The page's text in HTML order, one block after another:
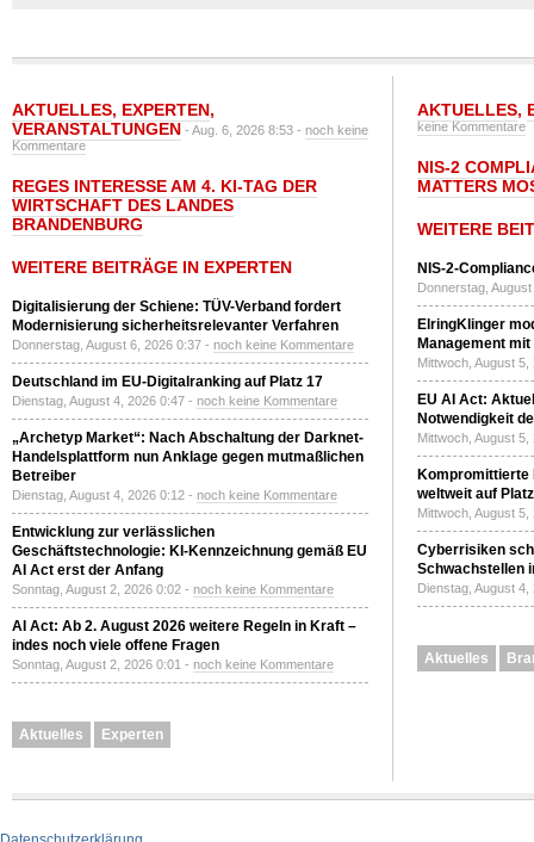
AKTUELLES, EXPERTEN,
VERANSTALTUNGEN - Aug. 6, 2026 8:53 - noch keine
Kommentare
REGES INTERESSE AM 4. KI-TAG DER
WIRTSCHAFT DES LANDES
BRANDENBURG
WEITERE BEITRÄGE IN EXPERTEN
Digitalisierung der Schiene: TÜV-Verband fordert
Modernisierung sicherheitsrelevanter Verfahren
Donnerstag, August 6, 2026 0:37 - noch keine Kommentare
Deutschland im EU-Digitalranking auf Platz 17
Dienstag, August 4, 2026 0:47 - noch keine Kommentare
„Archetyp Market“: Nach Abschaltung der Darknet-
Handelsplattform nun Anklage gegen mutmaßlichen
Betreiber
Dienstag, August 4, 2026 0:12 - noch keine Kommentare
Entwicklung zur verlässlichen
Geschäftstechnologie: KI-Kennzeichnung gemäß EU
AI Act erst der Anfang
Sonntag, August 2, 2026 0:02 - noch keine Kommentare
AI Act: Ab 2. August 2026 weitere Regeln in Kraft –
indes noch viele offene Fragen
Sonntag, August 2, 2026 0:01 - noch keine Kommentare
Aktuelles Experten
AKTUELLES,
keine Kommentare
NIS-2
MATTERS
WEITERE
NIS-2-
Donnerstag,
ElringKlinger
Management
Mittwoch, August
EU AI Act:
Notwendigkeit
Mittwoch, August
Kompromittierte
weltweit auf
Mittwoch, August
Cyberrisiken
Schwachstellen
Dienstag, August
Aktuelles